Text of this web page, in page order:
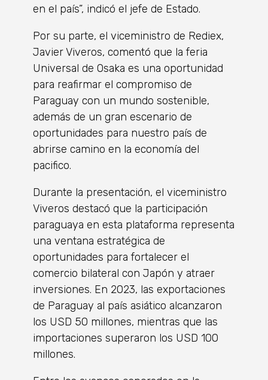
en el país”, indicó el jefe de Estado.
Por su parte, el viceministro de Rediex,
Javier Viveros, comentó que la feria
Universal de Osaka es una oportunidad
para reafirmar el compromiso de
Paraguay con un mundo sostenible,
además de un gran escenario de
oportunidades para nuestro país de
abrirse camino en la economía del
pacifico.
Durante la presentación, el viceministro
Viveros destacó que la participación
paraguaya en esta plataforma representa
una ventana estratégica de
oportunidades para fortalecer el
comercio bilateral con Japón y atraer
inversiones. En 2023, las exportaciones
de Paraguay al país asiático alcanzaron
los USD 50 millones, mientras que las
importaciones superaron los USD 100
millones.